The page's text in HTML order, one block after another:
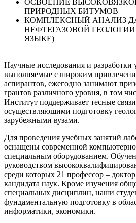
ПРИРОДНЫХ БИТУМОВ
КОМПЛЕКСНЫЙ АНАЛИЗ
НЕФТЕГАЗОВОЙ
ЯЗЫКЕ)
Научные исследования и разработки
выполняемые с широким
аспирантов, ежегодно занимают
грантов различного уровня, в том
Институт поддерживает тесные
осуществляющими подготовку
зарубежными вузами.
Для проведения учебных занятий
оснащены современной
специальным оборудованием.
руководством
среди которых 21 профессор –
кандидата наук. Кроме изучения
специальных дисциплин, наши
фундаментальную подготовку в
информатики, экономики.